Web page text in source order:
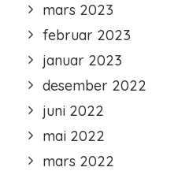
mars 2023
februar 2023
januar 2023
desember 2022
juni 2022
mai 2022
mars 2022